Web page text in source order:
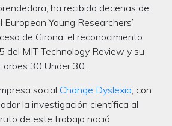
ha recibido decenas de
Young Researchers’
de Girona, el reconocimiento
del MIT Technology Review y su
30 Under 30.
social Change Dyslexia , con
la investigación científica al
de este trabajo nació